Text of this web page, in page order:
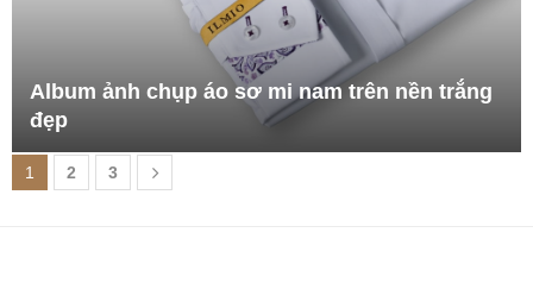
Album ảnh chụp áo sơ mi nam trên nền trắng
đẹp
1 2 3